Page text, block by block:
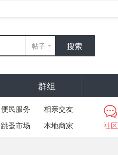
帖子 搜索
群组
便民服务
相亲交友
跳蚤市场
本地商家 社区